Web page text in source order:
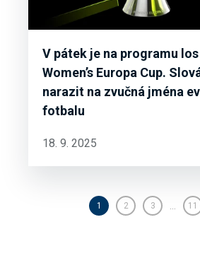
V pátek je na programu los
Women’s Europa Cup.
narazit na zvučná jména
fotbalu
18. 9. 2025
1 2 3 ... 11